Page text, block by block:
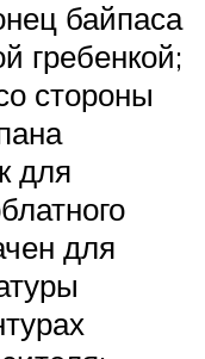
байпаса
гребенкой;
стороны
для
для